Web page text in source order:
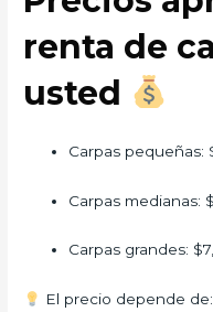
renta de
usted
Carpas pequeñas:
Carpas medianas:
Carpas grandes:
El precio depende